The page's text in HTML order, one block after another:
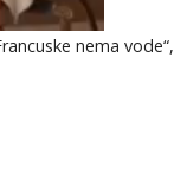
nema vode“,